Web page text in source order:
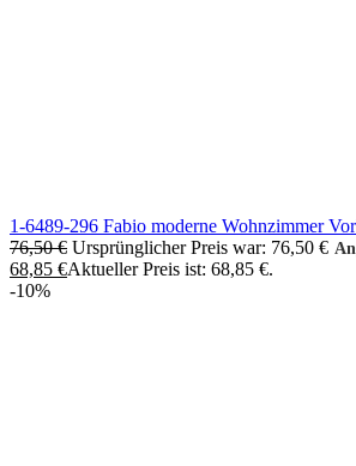
1-6489-296 Fabio moderne Wohnzimmer
76,50€ Ursprünglicher Preis war: 76,50 €
68,85 €Aktueller Preis ist: 68,85 €.
-10%